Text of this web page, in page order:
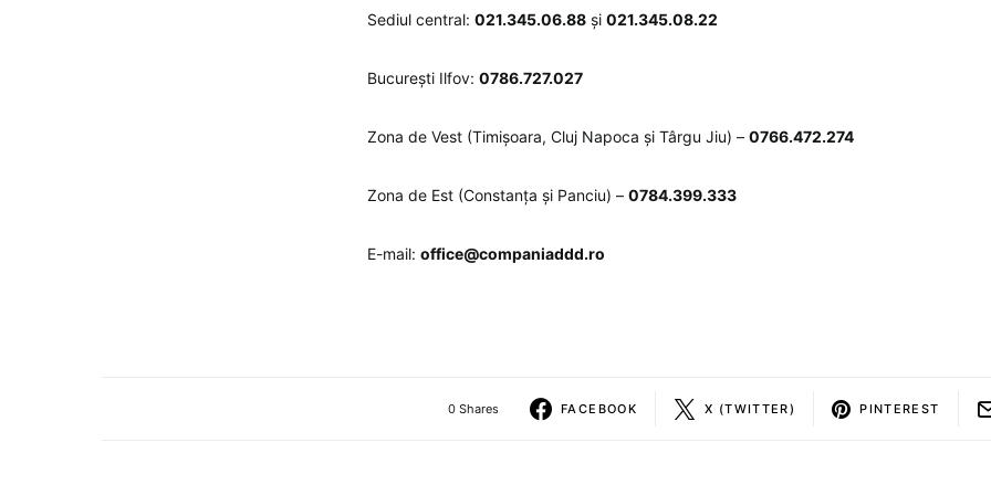
Sediul central: 021.345.06.88 și 021.345.08.22
București Ilfov: 0786.727.027
Zona de Vest (Timișoara, Cluj Napoca și Târgu Jiu) – 0766.472.274
Zona de Est (Constanța și Panciu) – 0784.399.333
E-mail: office@companiaddd.ro
0 Shares FACEBOOK X (TWITTER) PINTEREST